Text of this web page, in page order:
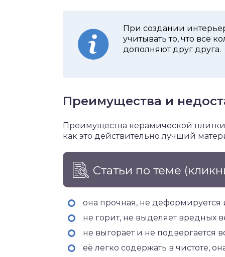
При создании
учитывать то, что все
дополняют друг друга.
Преимущества и
Преимущества керамической
как это действительно лучший
Статьи по теме
она прочная, не деформируется
не горит, не выделяет вредных
не выгорает и не подвергается
её легко содержать в чистоте,